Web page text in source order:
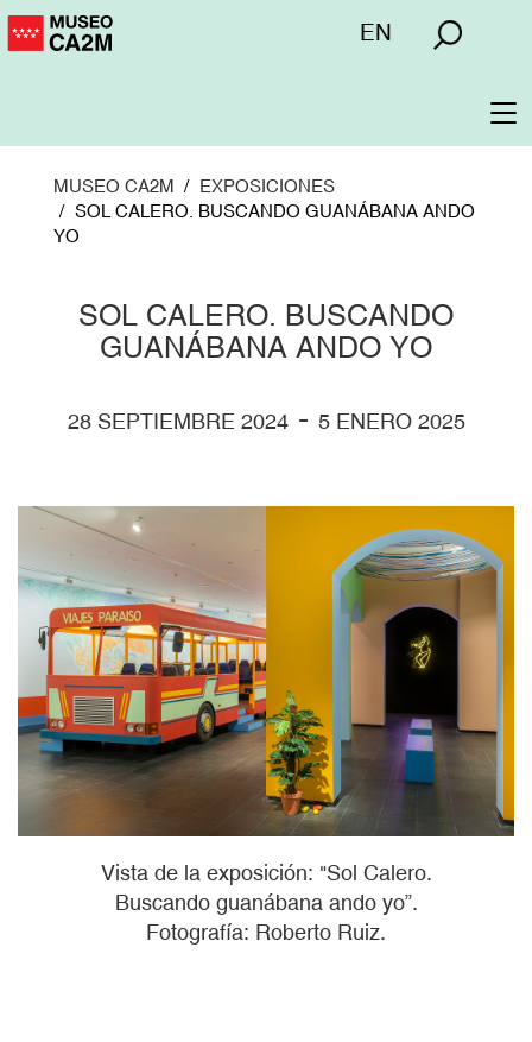
Pasar
Menú
EN
MUSEO CA2M
EXPOSICIONES
SOL CALERO. BUSCANDO GUANÁBANA ANDO
YO
SOL CALERO. BUSCANDO
GUANÁBANA ANDO YO
28 SEPTIEMBRE 2024- 5 ENERO 2025
Vista de la exposición: "Sol Calero.
Buscando guanábana ando yo”.
Fotografía: Roberto Ruiz.